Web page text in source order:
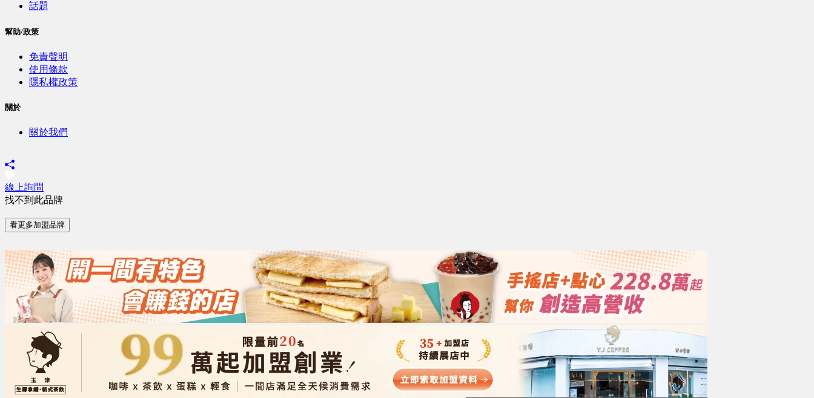
話題
幫助/政策
免責聲明
使用條款
隱私權政策
關於
關於我們
線上詢問
找不到此品牌
看更多加盟品牌